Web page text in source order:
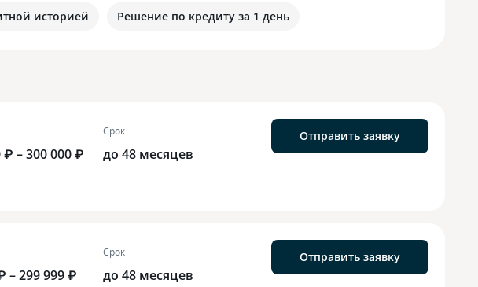
историей Решение по кредиту за 1 день
₽ – 300 000 ₽
Срок
до 48 месяцев
Отправить заявку
– 299 999 ₽
Срок
до 48 месяцев
Отправить заявку